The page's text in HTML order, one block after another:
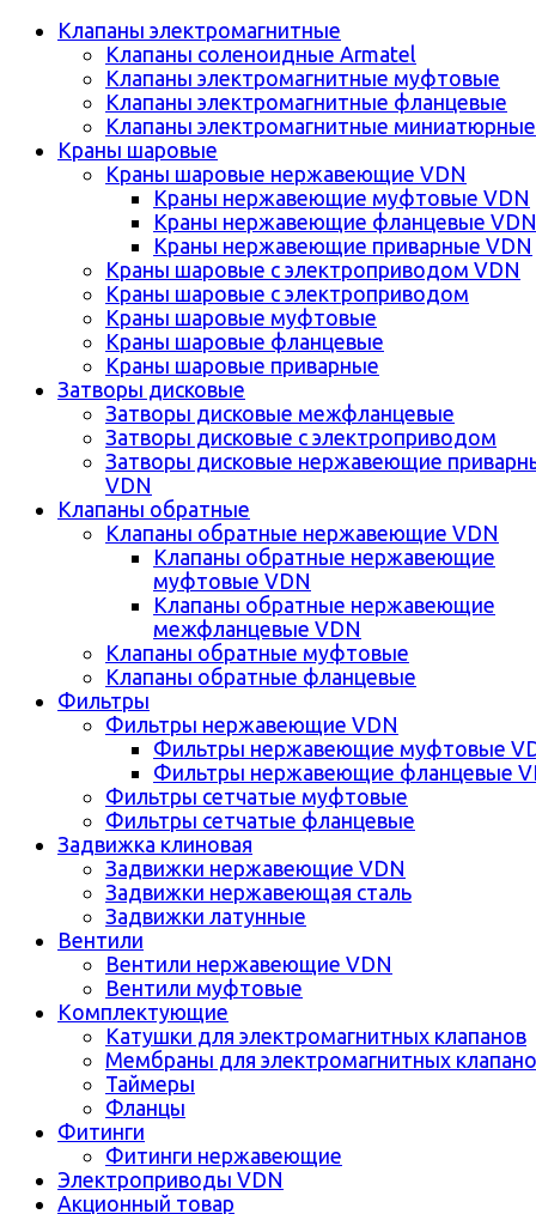
Клапаны электромагнитные
Клапаны соленоидные Armatel
Клапаны электромагнитные муфтовые
Клапаны электромагнитные фланцевые
Клапаны электромагнитные миниатюрные
Краны шаровые
Краны шаровые нержавеющие VDN
Краны нержавеющие муфтовые VDN
Краны нержавеющие фланцевые VDN
Краны нержавеющие приварные VDN
Краны шаровые с электроприводом VDN
Краны шаровые с электроприводом
Краны шаровые муфтовые
Краны шаровые фланцевые
Краны шаровые приварные
Затворы дисковые
Затворы дисковые межфланцевые
Затворы дисковые с электроприводом
Затворы дисковые нержавеющие
VDN
Клапаны обратные
Клапаны обратные нержавеющие VDN
Клапаны обратные нержавеющие
муфтовые VDN
Клапаны обратные нержавеющие
межфланцевые VDN
Клапаны обратные муфтовые
Клапаны обратные фланцевые
Фильтры
Фильтры нержавеющие VDN
Фильтры нержавеющие муфтовые
Фильтры нержавеющие фланцевые
Фильтры сетчатые муфтовые
Фильтры сетчатые фланцевые
Задвижка клиновая
Задвижки нержавеющие VDN
Задвижки нержавеющая сталь
Задвижки латунные
Вентили
Вентили нержавеющие VDN
Вентили муфтовые
Комплектующие
Катушки для электромагнитных клапанов
Мембраны для электромагнитных
Таймеры
Фланцы
Фитинги
Фитинги нержавеющие
Электроприводы VDN
Акционный товар